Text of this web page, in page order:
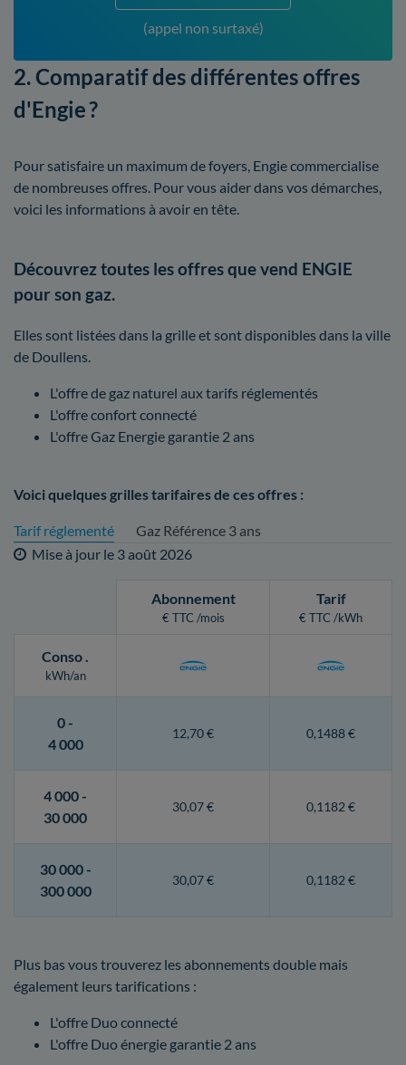
(appel non surtaxé)
2. Comparatif des différentes offres
d'Engie ?
Pour satisfaire un maximum de foyers, Engie commercialise
de nombreuses offres. Pour vous aider dans vos démarches,
voici les informations à avoir en tête.
Découvrez toutes les offres que vend ENGIE
pour son gaz.
Elles sont listées dans la grille et sont disponibles dans la ville
de Doullens.
L'offre de gaz naturel aux tarifs réglementés
L'offre confort connecté
L'offre Gaz Energie garantie 2 ans
Voici quelques grilles tarifaires de ces offres :
Tarif réglementé
Gaz Référence 3 ans
Mise à jour le 3 août 2026
Abonnement
€ TTC /mois
Tarif
€ TTC /kWh
Conso.
kWh/an
0 -
4 000
12,70 € 0,1488 €
4 000 -
30 000
30,07 € 0,1182 €
30 000 -
300 000
30,07 € 0,1182 €
Plus bas vous trouverez les abonnements double mais
également leurs tarifications :
L'offre Duo connecté
L'offre Duo énergie garantie 2 ans